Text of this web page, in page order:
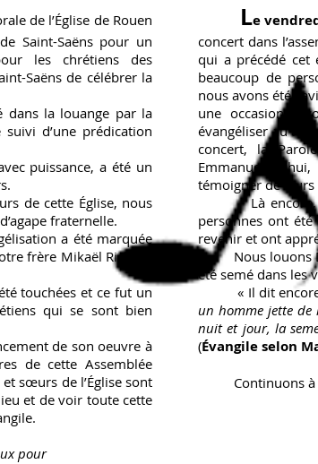
de l’Église de Rouen
Saint-Saëns pour un
les chrétiens des
Saëns de célébrer la
la louange par la
d’une prédication
puissance, a été un
de cette Église, nous
fraternelle.
a été marquée
frère Mikaël Richard
touchées et ce fut un
qui se sont bien
de son oeuvre à
de cette Assemblée
etsœurs de l’Église sont
et de voir toute cette
pour
Le
concert dans
qui a précédé cet
beaucoup de
nous avons été
une occasion
évangéliser au
concert, la
Emmanuel
témoigner de
Là encore,
personnes ont été
revenir et ont
Nous louons
été semé dans les
« Il dit
un homme jette de
nuit et jour, la
(Évangile selon
Continuons à